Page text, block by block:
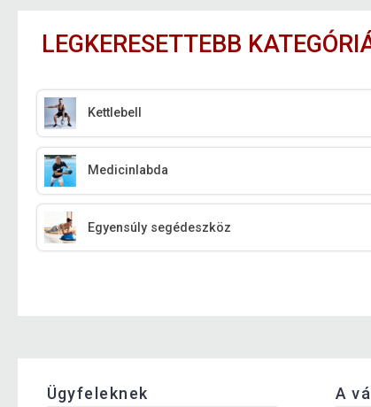
LEGKERESETTEBB
Kettlebell
Medicinlabda
Egyensúly segédeszköz
Ügyfeleknek A